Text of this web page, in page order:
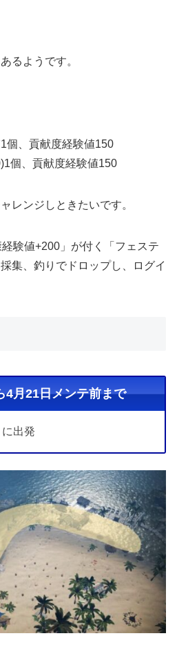
るようです。
個、貢献度経験値150
個、貢献度経験値150
レンジしときたいです。
験値+200」が付く「フェステ
集、釣りでドロップし、ログイ
4月21日メンテ前まで
出発